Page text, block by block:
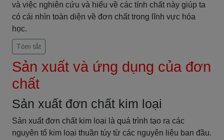
và việc nghiên cứu và hiểu về các tính chất này giúp ta
có cái nhìn toàn diện về đơn chất trong lĩnh vực hóa
học.
Tóm tắt
Sản xuất và ứng dụng của đơn
chất
Sản xuất đơn chất kim loại
Sản xuất đơn chất kim loại là quá trình tạo ra các
nguyên tố kim loại thuần túy từ các nguyên liệu ban đầu.